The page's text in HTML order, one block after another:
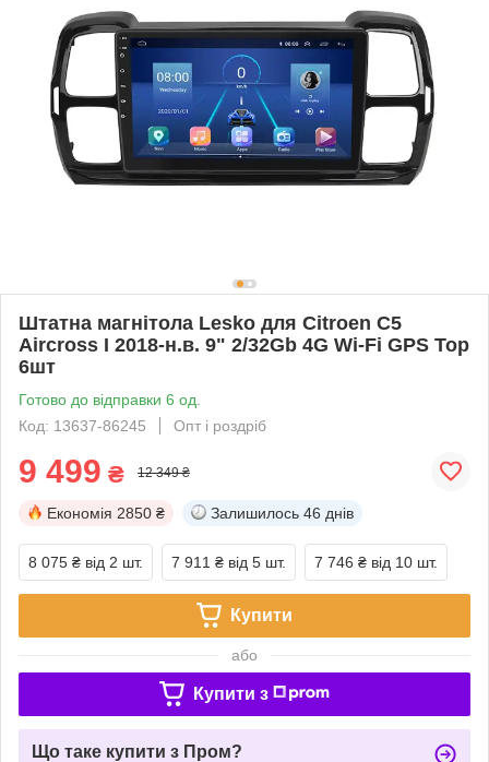
Штатна магнітола Lesko для Citroen C5
Aircross I 2018-н.в. 9" 2/32Gb 4G Wi-Fi GPS Top
6шт
Готово до відправки 6 од.
Код: 13637-86245
Опт і роздріб
9 499 ₴ 12 349 ₴
Економія 2850 ₴ Залишилось 46 днів
8 075 ₴ від 2 шт. 7 911 ₴ від 5 шт. 7 746 ₴ від 10 шт.
Купити
або
Купити з
Що таке купити з Пром?